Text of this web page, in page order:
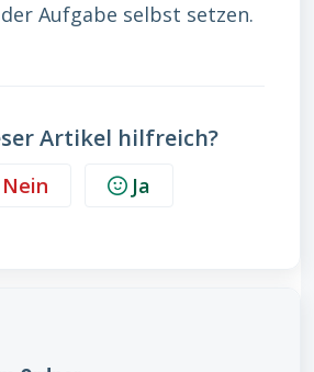
Aufgabe selbst setzen.
Artikel hilfreich?
Nein Ja